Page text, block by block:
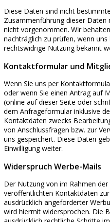
Diese Daten sind nicht
Zusammenführung dieser
nicht vorgenommen. Wir
nachträglich zu prüfen, wenn
rechtswidrige Nutzung bekannt
Kontaktformular und
Wenn Sie uns per
oder wenn Sie einen Antrag auf
(online auf dieser Seite oder
dem Anfrageformular inklusive
Kontaktdaten zwecks
von Anschlussfragen bzw. zur
uns gespeichert. Diese Daten
Einwilligung weiter.
Widerspruch Werbe-Mails
Der Nutzung von im Rahmen
veröffentlichten Kontaktdaten
ausdrücklich angeforderter
wird hiermit widersprochen. Die